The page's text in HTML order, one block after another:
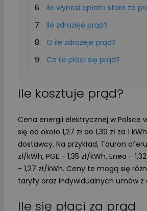
Ile wynosi opłata stała za
Ile zdrożeje prąd?
O ile zdrożeje prąd?
Co ile płaci się prąd?
Ile kosztuje prąd?
Cena energii elektrycznej w Polsce
się od około 1,27 zł do 1,39 zł za 1
dostawcy. Na przykład, Tauron
zł/kWh, PGE - 1,35 zł/kWh, Enea -
- 1,27 zł/kWh. Ceny te mogą się
taryfy oraz indywidualnych umów z
Ile się płaci za prąd